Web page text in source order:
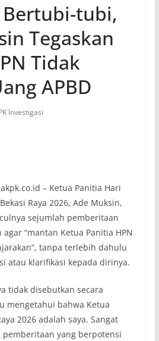
Bertubi-tubi,
Tegaskan
Tidak
APBD
Investigasi
– Ketua Panitia Hari
Raya 2026, Ade Muksin,
sejumlah pemberitaan
“mantan Ketua Panitia HPN
tanpa terlebih dahulu
atau klarifikasi kepada dirinya.
tidak disebutkan secara
mengetahui bahwa Ketua
2026 adalah saya. Sangat
yang berpotensi